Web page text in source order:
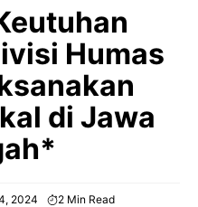
Humas
di Jawa
2024 2 Min Read